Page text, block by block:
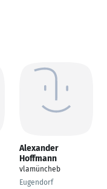
Alexander
Hoffmann
vlamüncheb
Eugendorf